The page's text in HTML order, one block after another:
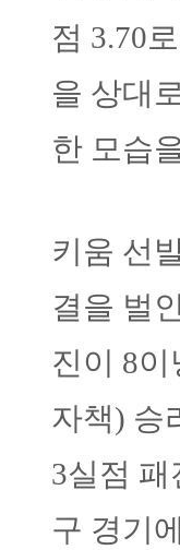
점 3.70
을 상대
한 모습
키움 선
결을 벌
진이 8
자책) 승
3실점
구 경기